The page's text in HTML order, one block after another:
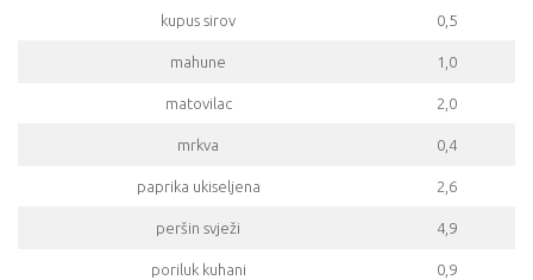
kupus sirov 0,5
mahune 1,0
matovilac 2,0
mrkva 0,4
paprika ukiseljena 2,6
peršin svježi 4,9
poriluk kuhani 0,9